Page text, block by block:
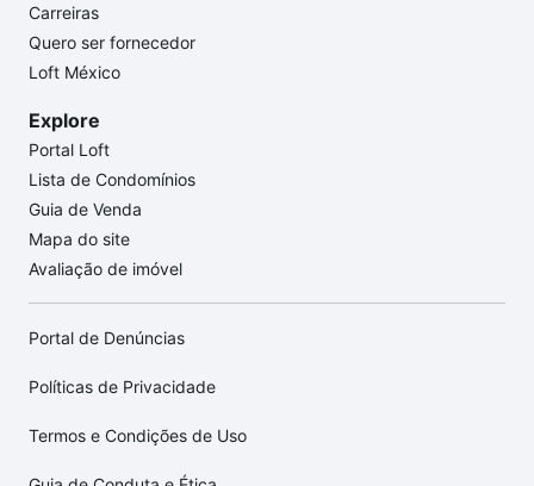
Carreiras
Quero ser fornecedor
Loft México
Explore
Portal Loft
Lista de Condomínios
Guia de Venda
Mapa do site
Avaliação de imóvel
Portal de Denúncias
Políticas de Privacidade
Termos e Condições de Uso